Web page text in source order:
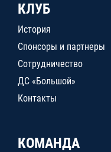
КЛУБ
История
Спонсоры и партнеры
Сотрудничество
ДС «Большой»
Контакты
КОМАНДА